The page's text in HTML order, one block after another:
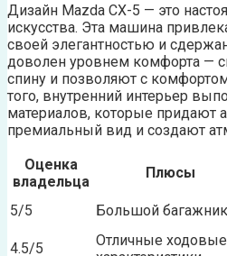
Дизайн Mazda CX-5 — это
искусства. Эта машина
своей элегантностью и
доволен уровнем комфорта —
спину и позволяют с
того, внутренний интерьер
материалов, которые придают
премиальный вид и создают
Оценка
владельца
Плюсы
5/5 Большой багажник
4.5/5
Отличные ходовые